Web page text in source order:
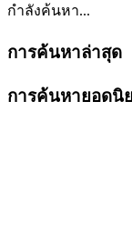
กำลังค้นหา...
การค้นหาล่าสุด
การค้นหายอดนิ